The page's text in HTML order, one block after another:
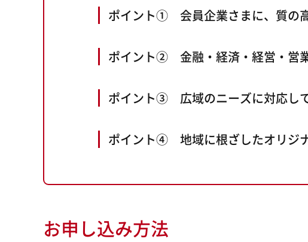
ポイント① 会員企業さまに、質の
ポイント② 金融・経済・経営・営
ポイント③ 広域のニーズに対応し
ポイント④ 地域に根ざしたオリジ
お申し込み方法